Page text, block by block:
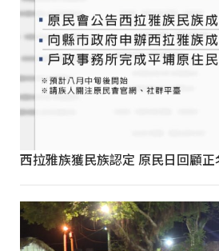
西拉雅族獲民族認定 原民日回顧正